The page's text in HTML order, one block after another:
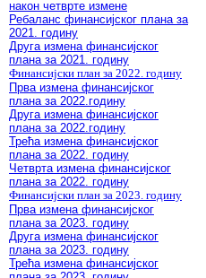
након четврте измене
Ребаланс финансијског плана за
2021. годину
Друга измена финансијског
плана за 2021. годину
Финансијски план за 2022. годину
Прва измена финансијског
плана за 2022.годину
Друга измена финансијског
плана за 2022.годину
Трећа измена финансијског
плана за 2022. годину
Четврта измена финансијског
плана за 2022. годину
Финансијски план за 2023. годину
Прва измена финансијског
плана за 2023. годину
Друга измена финансијског
плана за 2023. годину
Трећа измена финансијског